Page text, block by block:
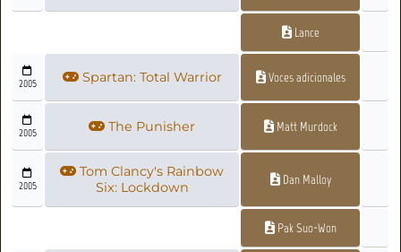
Lance
2005 Spartan: Total Warrior Voces adicionales
2005 The Punisher Matt Murdock
2005
Tom Clancy's Rainbow
Six: Lockdown
Dan Malloy
Pak Suo-Won